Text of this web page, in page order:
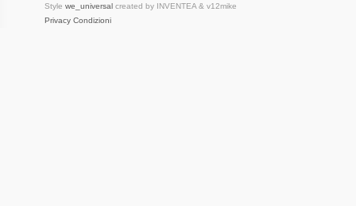
Style we_universalcreated by INVENTEA & v12mike
Privacy Condizioni